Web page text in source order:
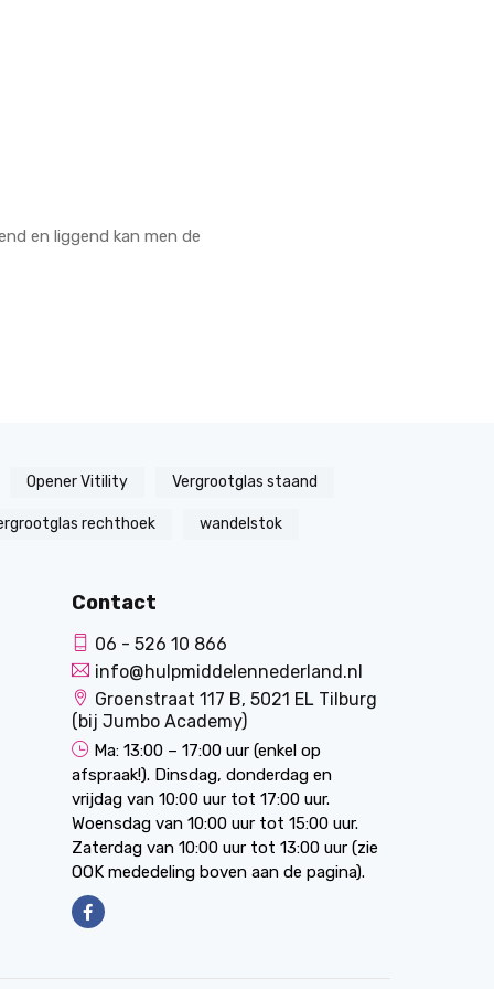
en liggend kan men de
Opener Vitility Vergrootglas staand
rechthoek wandelstok
Contact
06 - 526 10 866
info@hulpmiddelennederland.nl
Groenstraat 117 B, 5021 EL Tilburg
(bij Jumbo Academy)
Ma: 13:00 – 17:00 uur (enkel op
afspraak!). Dinsdag, donderdag en
vrijdag van 10:00 uur tot 17:00 uur.
Woensdag van 10:00 uur tot 15:00 uur.
Zaterdag van 10:00 uur tot 13:00 uur (zie
OOK mededeling boven aan de pagina).